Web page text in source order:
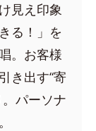
見え印象
る！」を
。お客様
き出す“寄
パーソナ